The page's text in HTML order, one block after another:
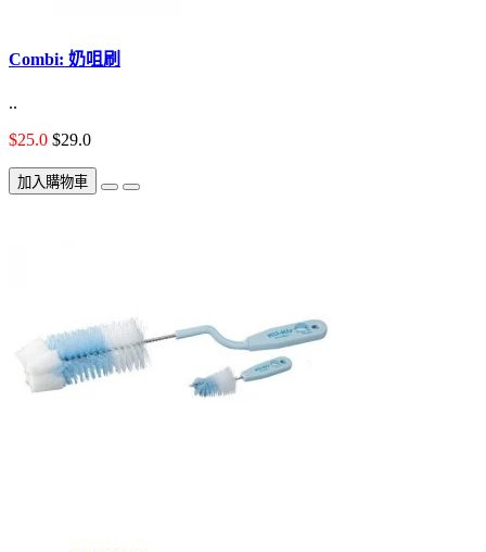
Combi: 奶咀刷
..
$25.0 $29.0
加入購物車